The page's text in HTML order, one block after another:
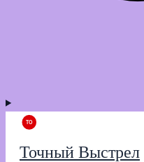
Точный Выстрел